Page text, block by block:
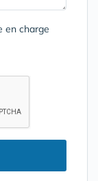
en charge